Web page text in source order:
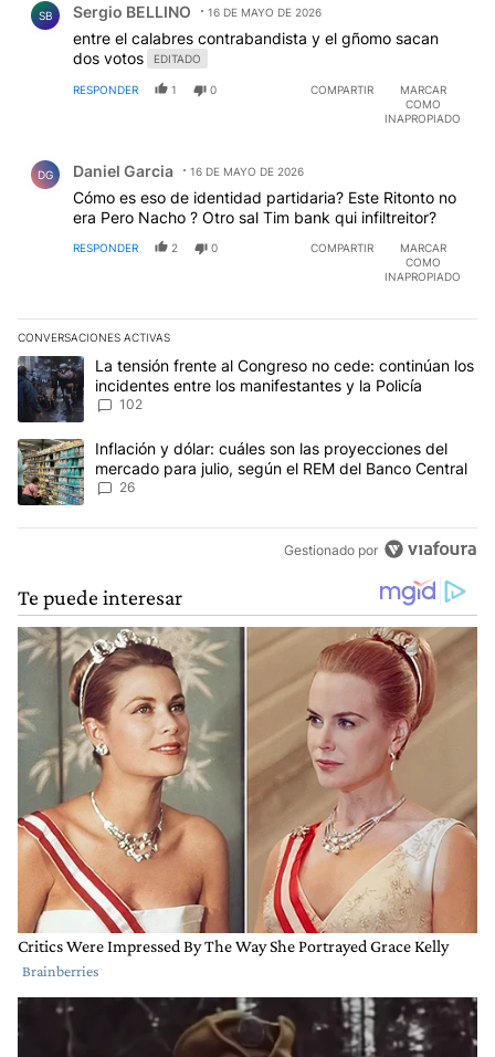
SB Sergio BELLINO 16 DE MAYO DE 2026
entre el calabres contrabandista y el gñomo sacan
dos votos
EDITADO
RESPONDER 1 0 COMPARTIR
MARCAR
COMO
INAPROPIADO
DG Daniel Garcia 16 DE MAYO DE 2026
Cómo es eso de identidad partidaria? Este Ritonto no
era Pero Nacho ? Otro sal Tim bank qui infiltreitor?
RESPONDER 2 0 COMPARTIR
MARCAR
COMO
INAPROPIADO
CONVERSACIONES ACTIVAS
Este listado muestra los artículos con más comentarios en los
Un artículo de tendencia con el título "La tensión frente al
La tensión frente al Congreso no cede: continúan los
incidentes entre los manifestantes y la Policía
102
Un artículo de tendencia con el título "Inflación y dólar: cuáles
Inflación y dólar: cuáles son las proyecciones del
mercado para julio, según el REM del Banco Central
26
Gestionado por